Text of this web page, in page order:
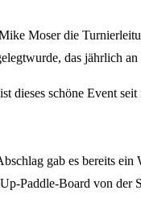
Moser die
das jährlich
dieses schöne Event
gab es bereits
Paddle-Board von